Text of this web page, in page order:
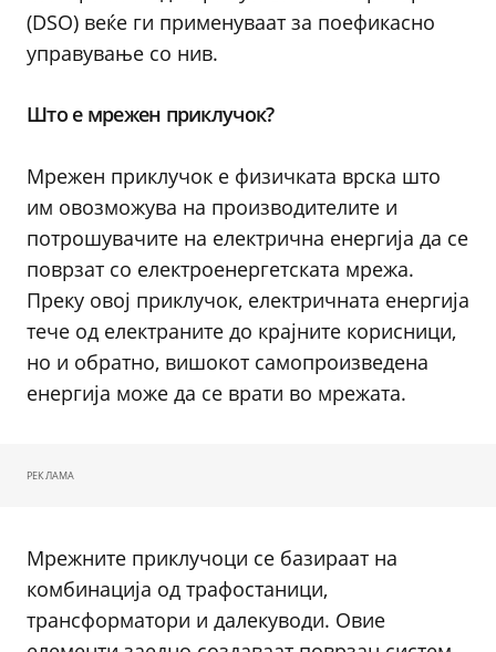
(DSO) веќе ги применуваат за поефикасно
управување со нив.
Што е мрежен приклучок?
Мрежен приклучок е физичката врска што
им овозможува на производителите и
потрошувачите на електрична енергија да се
поврзат со електроенергетската мрежа.
Преку овој приклучок, електричната енергија
тече од електраните до крајните корисници,
но и обратно, вишокот самопроизведена
енергија може да се врати во мрежата.
РЕКЛАМА
Мрежните приклучоци се базираат на
комбинација од трафостаници,
трансформатори и далекуводи. Овие